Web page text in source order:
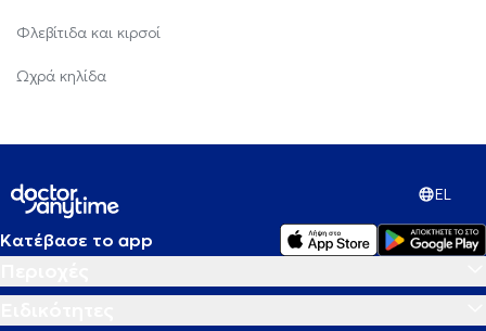
Φλεβίτιδα και κιρσοί
Ωχρά κηλίδα
EL
Κατέβασε το app